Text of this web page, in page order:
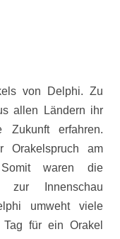
von Delphi. Zu
allen Ländern ihr
erfahren.
Orakelspruch am
Somit waren die
zur Innenschau
umweht viele
für ein Orakel